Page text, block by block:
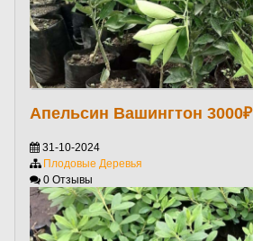
Апельсин Вашингтон 3000₽
31-10-2024
Плодовые Деревья
0 Отзывы